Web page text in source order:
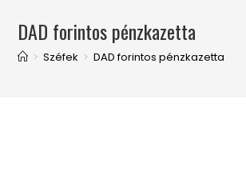
DAD forintos pénzkazetta
> Széfek > DAD forintos pénzkazetta